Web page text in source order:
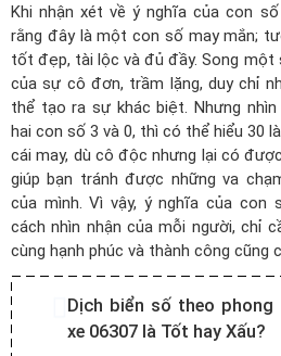
Khi nhận xét về ý nghĩa của con
rằng đây là một con số may mắn;
tốt đẹp, tài lộc và đủ đầy. Song
của sự cô đơn, trầm lặng, duy chỉ
thể tạo ra sự khác biệt. Nhưng
hai con số 3 và 0, thì có thể hiểu 30
cái may, dù cô độc nhưng lại có
giúp bạn tránh được những va
của mình. Vì vậy, ý nghĩa của con
cách nhìn nhận của mỗi người, chỉ
cùng hạnh phúc và thành công cũng
Dịch biển số theo phong
xe 06307 là Tốt hay Xấu?